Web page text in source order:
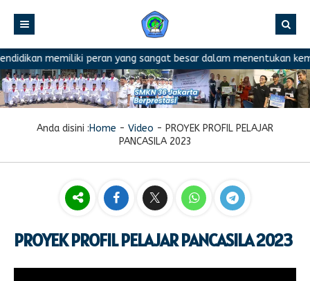
memiliki peran yang sangat besar dalam menentukan
Anda disini :Home - Video - PROYEK PROFIL PELAJAR
PANCASILA 2023
PROYEK PROFIL PELAJAR PANCASILA 2023